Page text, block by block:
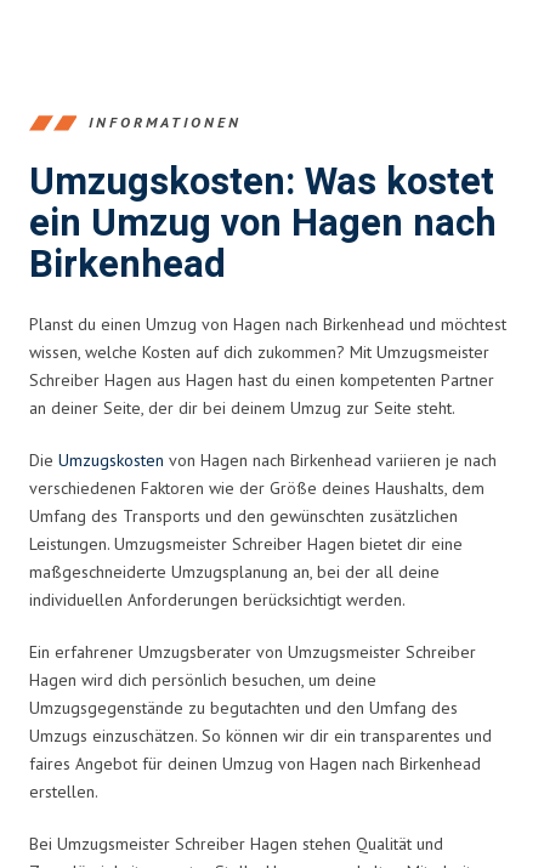
INFORMATIONEN
Umzugskosten: Was kostet
ein Umzug von Hagen nach
Birkenhead
Planst du einen Umzug von Hagen nach Birkenhead und möchtest
wissen, welche Kosten auf dich zukommen? Mit Umzugsmeister
Schreiber Hagen aus Hagen hast du einen kompetenten Partner
an deiner Seite, der dir bei deinem Umzug zur Seite steht.
Die Umzugskosten von Hagen nach Birkenhead variieren je nach
verschiedenen Faktoren wie der Größe deines Haushalts, dem
Umfang des Transports und den gewünschten zusätzlichen
Leistungen. Umzugsmeister Schreiber Hagen bietet dir eine
maßgeschneiderte Umzugsplanung an, bei der all deine
individuellen Anforderungen berücksichtigt werden.
Ein erfahrener Umzugsberater von Umzugsmeister Schreiber
Hagen wird dich persönlich besuchen, um deine
Umzugsgegenstände zu begutachten und den Umfang des
Umzugs einzuschätzen. So können wir dir ein transparentes und
faires Angebot für deinen Umzug von Hagen nach Birkenhead
erstellen.
Bei Umzugsmeister Schreiber Hagen stehen Qualität und